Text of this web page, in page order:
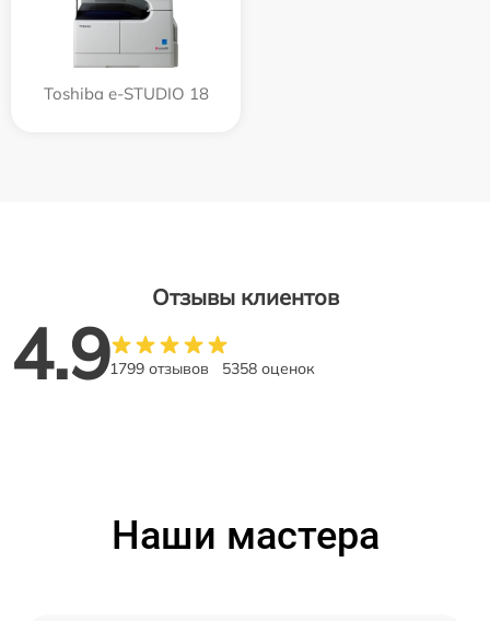
Toshiba e-STUDIO 18
Отзывы клиентов
4.91799 отзывов 5358 оценок
Наши мастера